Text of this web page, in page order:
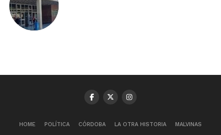
HOME POLÍTICA CÓRDOBA LA OTRA HISTORIA MALVINAS